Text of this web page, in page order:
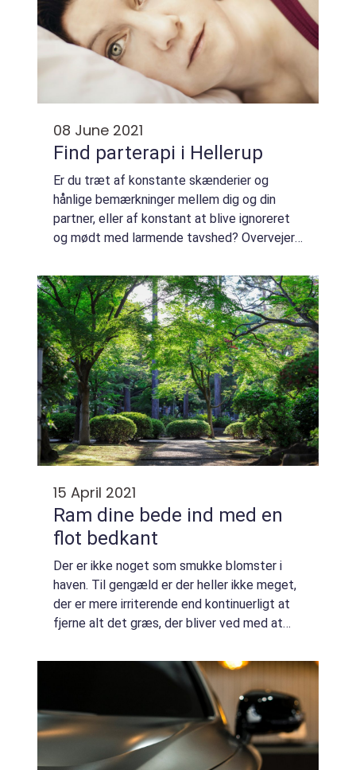
08 June 2021
Find parterapi i Hellerup
Er du træt af konstante skænderier og
hånlige bemærkninger mellem dig og din
partner, eller af konstant at blive ignoreret
og mødt med larmende tavshed? Overvejer I
få det til at fungere – men har I st...
15 April 2021
Ram dine bede ind med en
flot bedkant
Der er ikke noget som smukke blomster i
haven. Til gengæld er der heller ikke meget,
der er mere irriterende end kontinuerligt at
fjerne alt det græs, der bliver ved med at
heldigvis komme til livs med en bed...